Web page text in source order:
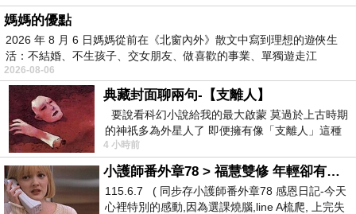
媽媽的優點
2026 年 8 月 6 日媽媽從前在《北窗內外》散文中寫到理想的遊俠生
活：不結婚、不生孩子、交女朋友、做喜歡的事業、單獨遊走江
湖⋯⋯，
2026-08-06
典藏封面聊兩句-【支離人】
要說看科幻小說給我的最大啟蒙 莫過於上古時期
的神祇多為外星人了 即便擁有像「支離人」這種
驚世駭俗的神通法門 也未必讀
4 小時前
小護師番外章78 > 福慧雙修 年輕卻有個老靈魂 ㄑ金剛經〉podcast
115.6.7 ( 同步存小護師番外章78 感恩日記-今天
心裡特別的感動,因為選課燒腦,line A梳爬, 上完失